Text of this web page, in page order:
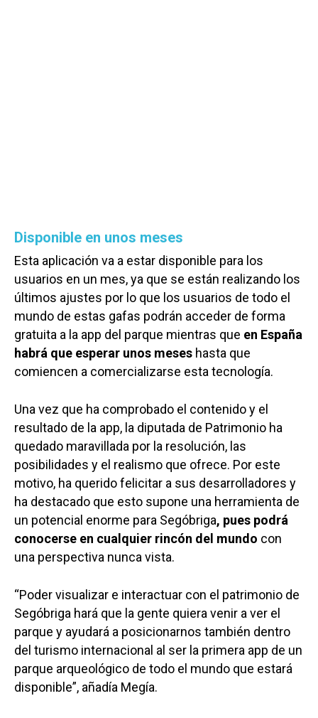
Disponible en unos meses
Esta aplicación va a estar disponible para los
usuarios en un mes, ya que se están realizando los
últimos ajustes por lo que los usuarios de todo el
mundo de estas gafas podrán acceder de forma
gratuita a la app del parque mientras que en España
habrá que esperar unos meses hasta que
comiencen a comercializarse esta tecnología.
Una vez que ha comprobado el contenido y el
resultado de la app, la diputada de Patrimonio ha
quedado maravillada por la resolución, las
posibilidades y el realismo que ofrece. Por este
motivo, ha querido felicitar a sus desarrolladores y
ha destacado que esto supone una herramienta de
un potencial enorme para Segóbriga, pues podrá
conocerse en cualquier rincón del mundo con
una perspectiva nunca vista.
“Poder visualizar e interactuar con el patrimonio de
Segóbriga hará que la gente quiera venir a ver el
parque y ayudará a posicionarnos también dentro
del turismo internacional al ser la primera app de un
parque arqueológico de todo el mundo que estará
disponible”, añadía Megía.